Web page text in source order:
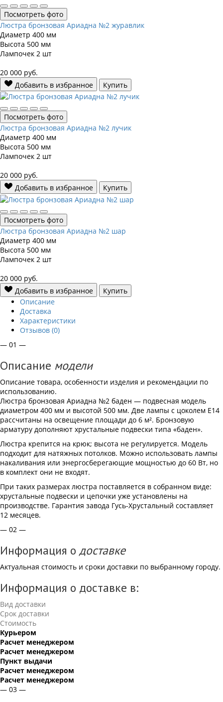
Посмотреть фото
Люстра бронзовая Ариадна №2 журавлик
Диаметр 400 мм
Высота 500 мм
Лампочек 2 шт
20 000 руб.
Добавить в избранное
Купить
Посмотреть фото
Люстра бронзовая Ариадна №2 лучик
Диаметр 400 мм
Высота 500 мм
Лампочек 2 шт
20 000 руб.
Добавить в избранное
Купить
Посмотреть фото
Люстра бронзовая Ариадна №2 шар
Диаметр 400 мм
Высота 500 мм
Лампочек 2 шт
20 000 руб.
Добавить в избранное
Купить
Описание
Доставка
Характеристики
Отзывов (0)
— 01 —
Описание модели
Описание товара, особенности изделия и рекомендации по
использованию.
Люстра бронзовая Ариадна №2 баден — подвесная модель
диаметром 400 мм и высотой 500 мм. Две лампы с цоколем Е14
рассчитаны на освещение площади до 6 м². Бронзовую
арматуру дополняют хрустальные подвески типа «баден».
Люстра крепится на крюк; высота не регулируется. Модель
подходит для натяжных потолков. Можно использовать лампы
накаливания или энергосберегающие мощностью до 60 Вт, но
в комплект они не входят.
При таких размерах люстра поставляется в собранном виде:
хрустальные подвески и цепочки уже установлены на
производстве. Гарантия завода Гусь-Хрустальный составляет
12 месяцев.
— 02 —
Информация о доставке
Актуальная стоимость и сроки доставки по выбранному городу.
Информация о доставке в:
Вид доставки
Срок доставки
Стоимость
Курьером
Расчет менеджером
Расчет менеджером
Пункт выдачи
Расчет менеджером
Расчет менеджером
— 03 —